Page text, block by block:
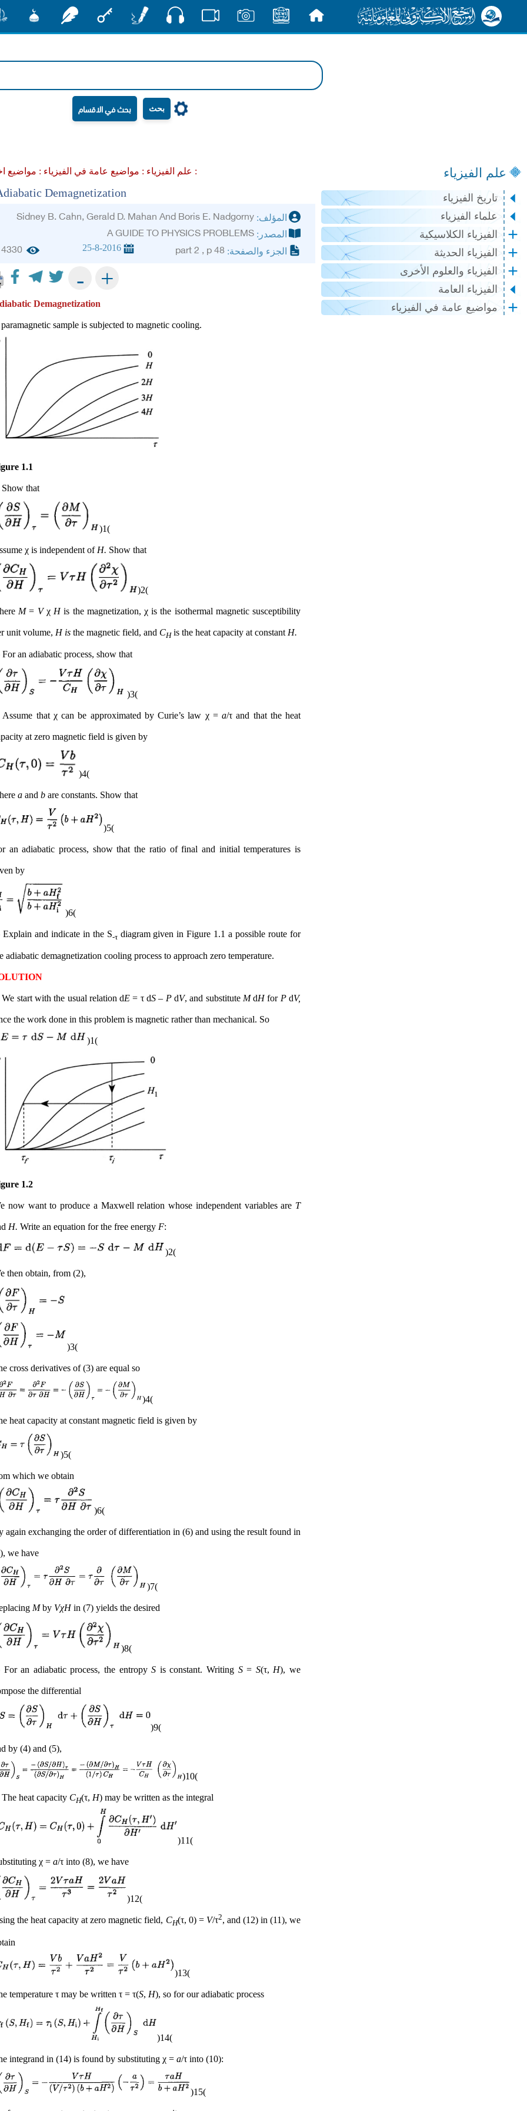
بحث
علم الفيزياء
تاريخ الفيزياء
علماء الفيزياء
الفيزياء الكلاسيكية
الفيزياء الحديثة
الفيزياء والعلوم الأخرى
الفيزياء العامة
مواضيع عامة في الفيزياء
علم الفيزياء : مواضيع عامة في الفيزياء : مواضيع اخرى :
Demagnetization
المؤلف: Sidney B. Cahn, Gerald D. Mahan And Boris E. Nadgorny
المصدر: A GUIDE TO PHYSICS PROBLEMS
الجزء والصفحة: part 2 , p 48
25-8-2016
4330
+
-
Demagnetization
A paramagnetic sample is subjected to magnetic cooling.
1.1
Show that
(1)
χ is independent of H. Show that
(2)
M= Vχ His the magnetization, χ is the isothermal magnetic susceptibility
unit volume, H is the magnetic field, and CHis the heat capacity at constant H.
For an adiabatic process, show that
(3)
Assume that χ can be approximated by Curie’s law χ = a/τ and that the heat
at zero magnetic field is given by
(4)
a and b are constants. Show that
(5)
an adiabatic process, show that the ratio of final and initial temperatures is
by
(6)
Explain and indicate in the S-τdiagram given in Figure 1.1 a possible route for
the adiabatic demagnetization cooling process to approach zero temperature.
We start with the usual relation dE = τ dS – PdV, and substitute MdHfor PdV,
the work done in this problem is magnetic rather than mechanical. So
(1)
1.2
now want to produce a Maxwell relation whose independent variables are T
H. Write an equation for the free energy F:
(2)
We then obtain, from (2),
(3)
cross derivatives of (3) are equal so
(4)
heat capacity at constant magnetic field is given by
(5)
which we obtain
(6)
again exchanging the order of differentiation in (6) and using the result found in
we have
(7)
Mby VχHin (7) yields the desired
(8)
For an adiabatic process, the entropyS is constant. Writing S= S(τ, H), we
the differential
(9)
and by (4) and (5),
(10)
heat capacity CH(τ, H) may be written as the integral
(11)
χ = a/τ into (8), we have
(12)
the heat capacity at zero magnetic field, CH(τ, 0) = V/τ2, and (12) in (11), we
(13)
temperature τ may be written τ = τ(S, H), so for our adiabatic process
(14)
integrand in (14) is found by substituting χ = a /τ into (10):
(15)